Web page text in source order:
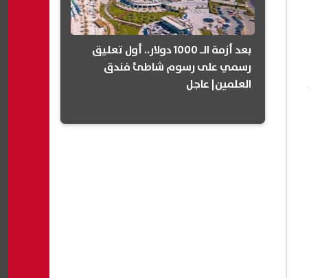
بعد أزمة الـ 1000 دولار.. أول تعليق
رسمي على رسوم شاطئ فندق
العلمين| عاجل